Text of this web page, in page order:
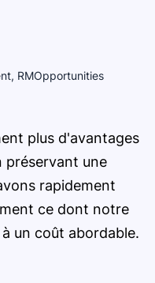
RMOpportunities
plus d'avantages
préservant une
rapidement
ce dont notre
un coût abordable.